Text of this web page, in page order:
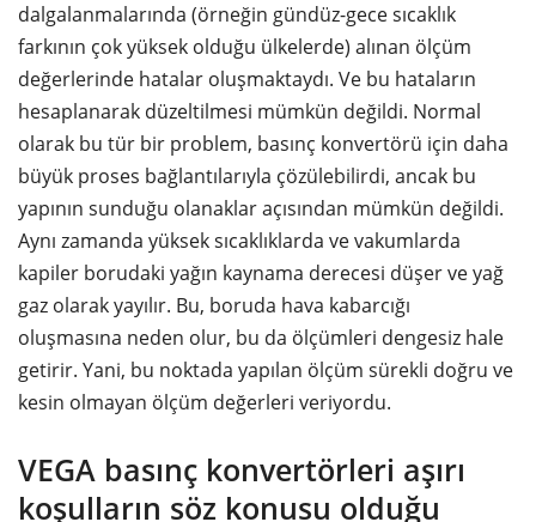
dalgalanmalarında (örneğin gündüz-gece sıcaklık
farkının çok yüksek olduğu ülkelerde) alınan ölçüm
değerlerinde hatalar oluşmaktaydı. Ve bu hataların
hesaplanarak düzeltilmesi mümkün değildi. Normal
olarak bu tür bir problem, basınç konvertörü için daha
büyük proses bağlantılarıyla çözülebilirdi, ancak bu
yapının sunduğu olanaklar açısından mümkün değildi.
Aynı zamanda yüksek sıcaklıklarda ve vakumlarda
kapiler borudaki yağın kaynama derecesi düşer ve yağ
gaz olarak yayılır. Bu, boruda hava kabarcığı
oluşmasına neden olur, bu da ölçümleri dengesiz hale
getirir. Yani, bu noktada yapılan ölçüm sürekli doğru ve
kesin olmayan ölçüm değerleri veriyordu.
VEGA basınç konvertörleri aşırı
koşulların söz konusu olduğu